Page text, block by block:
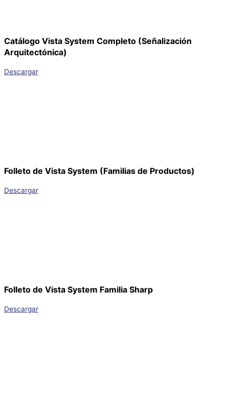
Catálogo Vista System Completo (Señalización
Arquitectónica)
Descargar
Folleto de Vista System (Familias de Productos)
Descargar
Folleto de Vista System Familia Sharp
Descargar